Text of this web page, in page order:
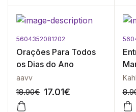
5604352081202
Orações Para Todos
os Dias do Ano
aavv
18.90€ 17.01€